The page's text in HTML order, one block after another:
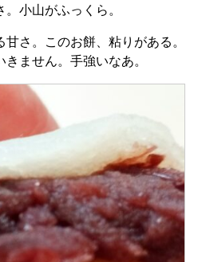
小山がふっくら。
さ。このお餅、粘りがある。
ません。手強いなあ。